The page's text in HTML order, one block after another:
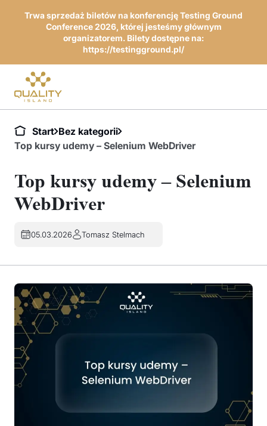
Trwa sprzedaż biletów na konferencję Testing Ground
Conference 2026, której jesteśmy głównym
organizatorem. Bilety dostępne na:
https://testingground.pl/
Start Bez kategorii
Top kursy udemy – Selenium WebDriver
Top kursy udemy – Selenium
WebDriver
05.03.2026 Tomasz Stelmach